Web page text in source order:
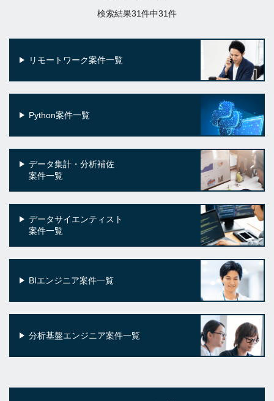
検索結果31件中31件
リモートワーク案件一覧
Python案件一覧
データ集計・分析補佐
案件一覧
データサイエンティスト
案件一覧
BIエンジニア案件一覧
分析基盤エンジニア案件一覧